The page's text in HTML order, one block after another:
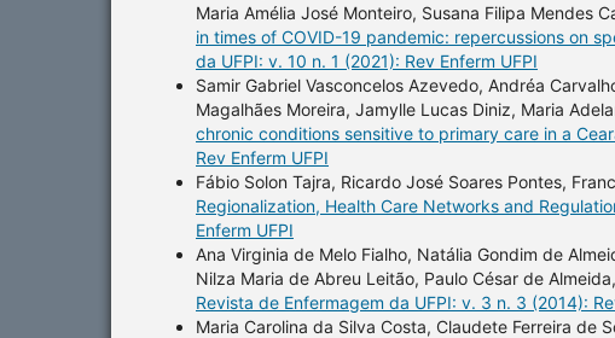
Maria Amélia José Monteiro, Susana Filipa Mendes
in times of COVID-19 pandemic: repercussions on
da UFPI: v. 10 n. 1 (2021): Rev Enferm UFPI
Samir Gabriel Vasconcelos Azevedo, Andréa
Magalhães Moreira, Jamylle Lucas Diniz, Maria
chronic conditions sensitive to primary care in a
Rev Enferm UFPI
Fábio Solon Tajra, Ricardo José Soares Pontes,
Regionalization, Health Care Networks and
Enferm UFPI
Ana Virginia de Melo Fialho, Natália Gondim de
Nilza Maria de Abreu Leitão, Paulo César de Almeida,
Revista de Enfermagem da UFPI: v. 3 n. 3 (2014):
Maria Carolina da Silva Costa, Claudete Ferreira de